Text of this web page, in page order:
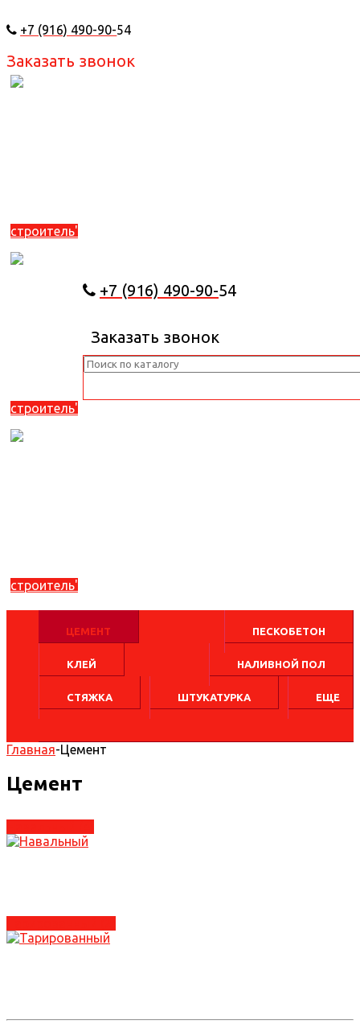
+7 (916) 490-90-54
Заказать звонок
+7 (916) 490-90-54
Заказать звонок
ЦЕМЕНТ ПЕСКОБЕТОН
КЛЕЙ НАЛИВНОЙ ПОЛ
СТЯЖКА ШТУКАТУРКА ЕЩЕ
Главная-Цемент
Цемент